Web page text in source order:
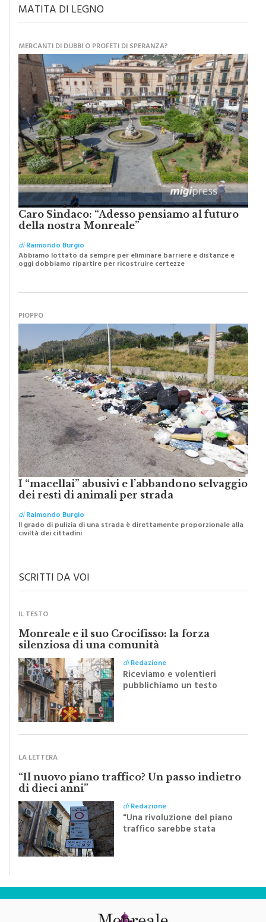
Caro Sindaco: “Adesso pensiamo al futuro
della nostra Monreale”
diRaimondo Burgio
Abbiamo lottato da sempre per eliminare barriere e distanze e
oggi dobbiamo ripartire per ricostruire certezze
I “macellai” abusivi e l’abbandono selvaggio
dei resti di animali per strada
diRaimondo Burgio
Il grado di pulizia di una strada è direttamente proporzionale alla
civiltà dei cittadini
Monreale e il suo Crocifisso: la forza
silenziosa di una comunità
diRedazione
Riceviamo e volentieri
pubblichiamo un testo
inviato dalla scrittrice
monrealese Mariella
“Il nuovo piano traffico? Un passo indietro
di dieci anni”
"Una rivoluzione del piano
traffico sarebbe stata
efficace se preceduta da
una rivoluzione culturale"